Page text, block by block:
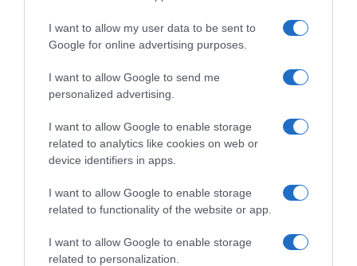
I want to allow my user data to be sent to
Google for online advertising purposes.
I want to allow Google to send me
personalized advertising.
I want to allow Google to enable storage
related to analytics like cookies on web or
device identifiers in apps.
I want to allow Google to enable storage
related to functionality of the website or app.
I want to allow Google to enable storage
related to personalization.
especial no restaurante FOGO
30 Jun 11:38